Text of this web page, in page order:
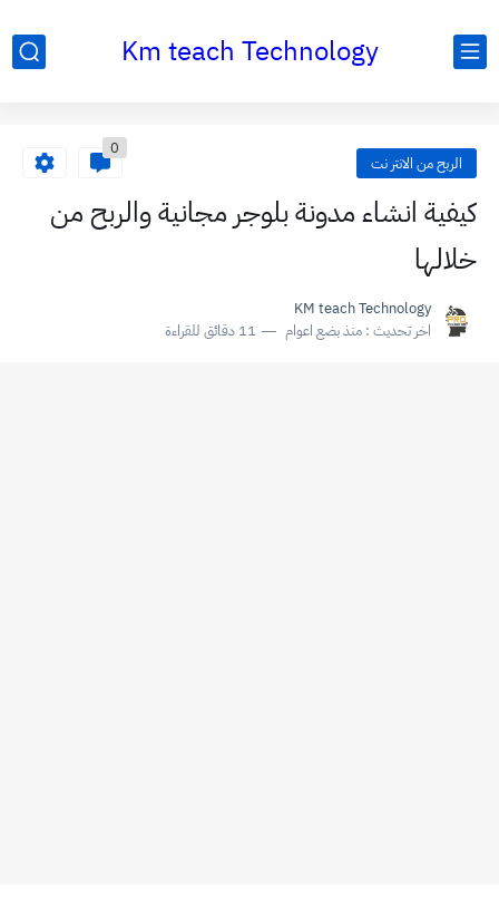
Km teach Technology
الربح من الانتر نت
0
كيفية انشاء مدونة بلوجر مجانية والربح من
خلالها
KM teach Technology
اخر تحديث : منذ بضع اعوام 11 دقائق للقراءة